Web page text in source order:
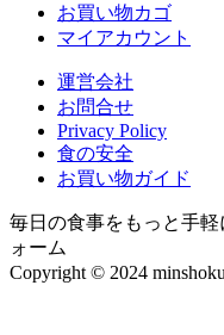
お買い物カゴ
マイアカウント
運営会社
お問合せ
Privacy Policy
食の安全
お買い物ガイド
毎日の食事をもっと手
ォーム
Copyright © 2024